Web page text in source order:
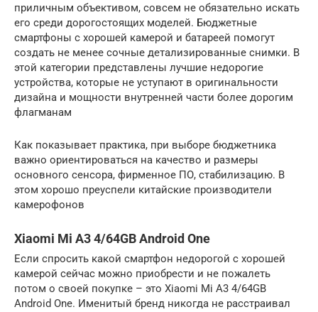
приличным объективом, совсем не обязательно искать
его среди дорогостоящих моделей. Бюджетные
смартфоны с хорошей камерой и батареей помогут
создать не менее сочные детализированные снимки. В
этой категории представлены лучшие недорогие
устройства, которые не уступают в оригинальности
дизайна и мощности внутренней части более дорогим
флагманам
Как показывает практика, при выборе бюджетника
важно ориентироваться на качество и размеры
основного сенсора, фирменное ПО, стабилизацию. В
этом хорошо преуспели китайские производители
камерофонов
Xiaomi Mi A3 4/64GB Android One
Если спросить какой смартфон недорогой с хорошей
камерой сейчас можно приобрести и не пожалеть
потом о своей покупке – это Xiaomi Mi A3 4/64GB
Android One. Именитый бренд никогда не расстраивал